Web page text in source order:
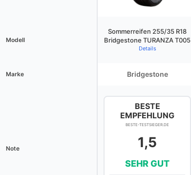
Modell
Sommerreifen 255/35 R18
Bridgestone TURANZA T005
Details
Marke Bridgestone
Note
BESTE
EMPFEHLUNG
BESTE-TESTSIEGER.DE
1,5
SEHR GUT